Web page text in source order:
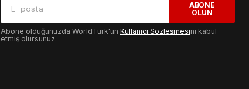
ABONE
OLUN
Abone olduğunuzda WorldTürk'ün Kullanıcı Sözleşmesini kabul
etmiş olursunuz.